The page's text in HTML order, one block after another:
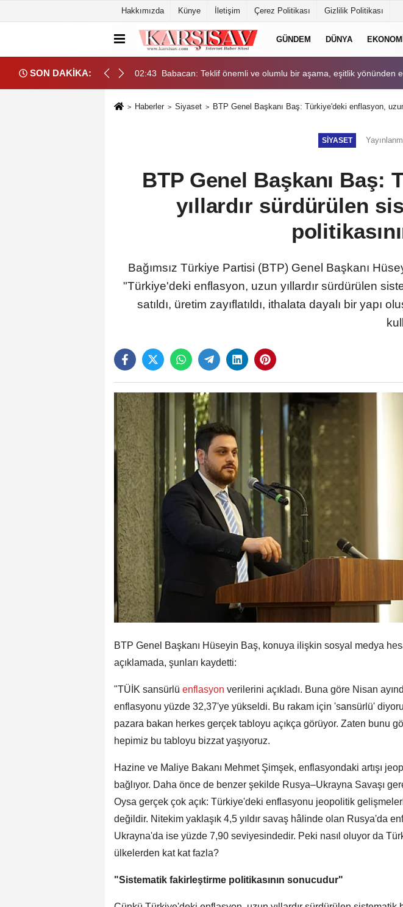
Hakkımızda Künye İletişim Çerez Politikası Gizlilik Politikası
GÜNDEM DÜNYA
SON DAKİKA:
eşitlik yönünden eksiklikler giderilmeli
02:43 Babacan: Teklif önemli ve olumlu bir aşama, eşitlik yönünden
Haberler Siyaset BTP Genel Başkanı Baş: Türkiye'deki enflasyon,
SIYASET
BTP Genel Başkanı
yıllardır sürdürülen
Bağımsız Türkiye Partisi (BTP) Genel Başkanı
"Türkiye'deki enflasyon, uzun yıllardır sürdürülen
satıldı, üretim zayıflatıldı, ithalata dayalı bir yapı
BTP Genel Başkanı Hüseyin Baş, konuya ilişkin sosyal medya
açıklamada, şunları kaydetti:
"TÜİK sansürlü enflasyon verilerini açıkladı. Buna göre Nisan
enflasyonu yüzde 32,37'ye yükseldi. Bu rakam için 'sansürlü'
pazara bakan herkes gerçek tabloyu açıkça görüyor. Zaten bunu
hepimiz bu tabloyu bizzat yaşıyoruz.
Hazine ve Maliye Bakanı Mehmet Şimşek, enflasyondaki artışı
bağlıyor. Daha önce de benzer şekilde Rusya–Ukrayna Savaşı
Oysa gerçek çok açık: Türkiye'deki enflasyonu jeopolitik
değildir. Nitekim yaklaşık 4,5 yıldır savaş hâlinde olan Rusya'da
Ukrayna'da ise yüzde 7,90 seviyesindedir. Peki nasıl oluyor da
ülkelerden kat kat fazla?
"Sistematik fakirleştirme politikasının sonucudur"